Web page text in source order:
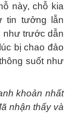
này, chỗ kia
tin tưởng lẫn
như trước dẫn
bị chao đảo
suốt như
khoản nhất
nhận thấy và